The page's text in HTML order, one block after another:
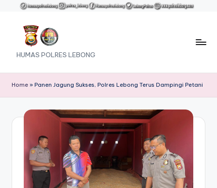
content
HUMAS POLRES LEBONG
Home » Panen Jagung Sukses, Polres Lebong Terus Dampingi Petani